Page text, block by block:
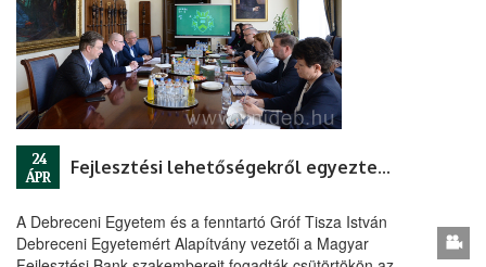
24
ÁPR
Fejlesztési lehetőségekről egyeztettek
A Debreceni Egyetem és a fenntartó Gróf Tisza István
Debreceni Egyetemért Alapítvány vezetői a Magyar